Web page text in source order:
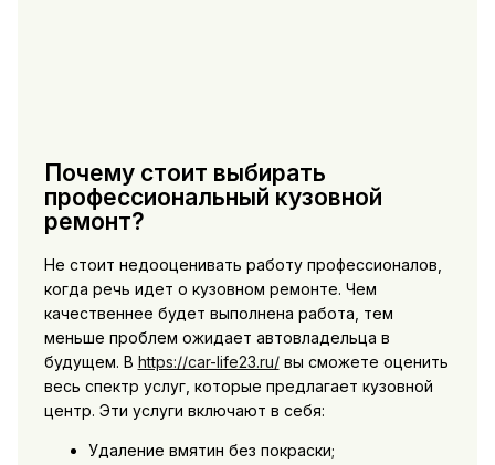
Почему стоит выбирать
профессиональный кузовной
ремонт?
Не стоит недооценивать работу профессионалов,
когда речь идет о кузовном ремонте. Чем
качественнее будет выполнена работа, тем
меньше проблем ожидает автовладельца в
будущем. В https://car-life23.ru/вы сможете оценить
весь спектр услуг, которые предлагает кузовной
центр. Эти услуги включают в себя:
Удаление вмятин без покраски;